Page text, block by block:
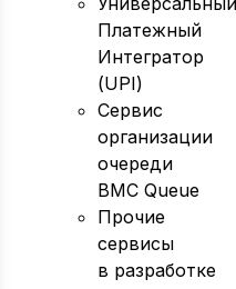
Платежный
Интегратор
(UPI)
Сервис
организации
очереди
BMC Queue
Прочие
сервисы
в разработке